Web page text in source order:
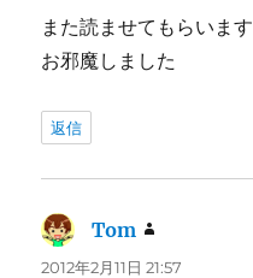
また読ませてもらいます
お邪魔しました
返信
Tom
り:
2012年2月11日 21:57